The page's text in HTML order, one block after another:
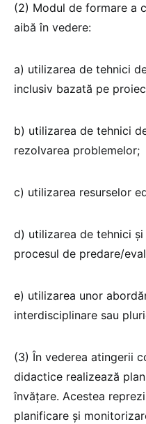
(2) Modul de formare a
aibă în vedere:
a) utilizarea de tehnici
inclusiv bazată pe
b) utilizarea de tehnici
rezolvarea problemelor;
c) utilizarea resurselor
d) utilizarea de tehnici
procesul de predare/
e) utilizarea unor
interdisciplinare sau
(3) În vederea atingerii
didactice realizează
învățare. Acestea
planificare și